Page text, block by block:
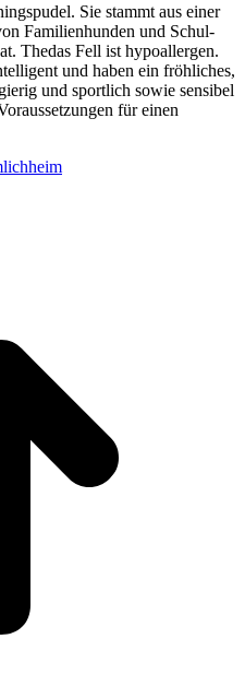
Sie stammt aus einer
Familienhunden und Schul-
Thedas Fell ist hypoallergen.
und haben ein fröhliches,
und sportlich sowie sensibel
für einen